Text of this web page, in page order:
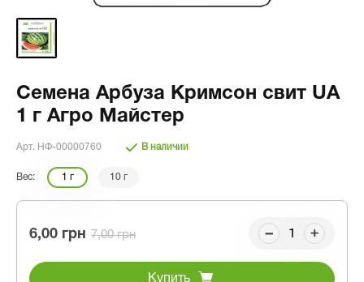
Семена Арбуза Кримсон свит UA
1 г Агро Майстер
Арт. НФ-00000760 В наличии
Вес: 1 г 10 г
6,00 грн 7,00 грн
Купить